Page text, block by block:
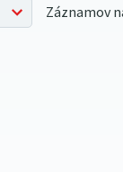
Záznamov